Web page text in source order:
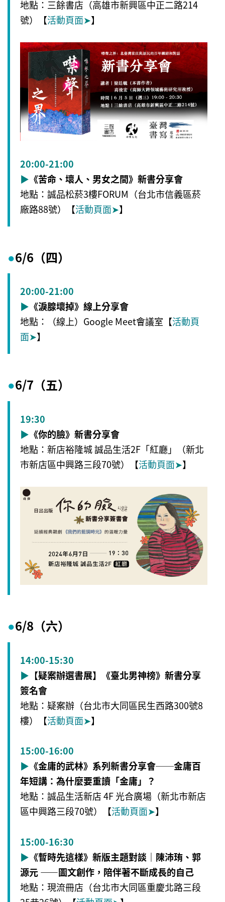
地點：三餘書店（高雄市新興區中正二路214
號）【活動頁面➤】
20:00-21:00
▶ 《苦命、壞人、男女之間》新書分享會
地點：誠品松菸3樓FORUM（台北市信義區菸
廠路88號）【活動頁面➤】
●6/6（四）
20:00-21:00
▶ 《淚腺壞掉》線上分享會
地點：（線上）Google Meet會議室【活動頁
面➤】
●6/7（五）
19:30
▶ 《你的臉》新書分享會
地點：新店裕隆城 誠品生活2F「紅廳」（新北
市新店區中興路三段70號）【活動頁面➤】
●6/8（六）
14:00-15:30
▶ 【疑案辦選書展】《臺北男神榜》新書分享
簽名會
地點：疑案辦（台北市大同區民生西路300號8
樓）【活動頁面➤】
15:00-16:00
▶ 《金庸的武林》系列新書分享會──金庸百
年短講：為什麼要重讀「金庸」？
地點：誠品生活新店 4F 光合廣場（新北市新店
區中興路三段70號）【活動頁面➤】
15:00-16:30
▶ 《暫時先這樣》新版主題對談｜陳沛珛、郭
源元 ——圖文創作，陪伴著不斷成長的自己
地點：現流冊店（台北市大同區重慶北路三段